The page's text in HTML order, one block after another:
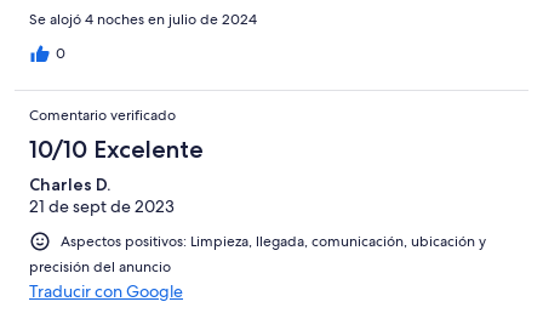
Se alojó 4 noches en julio de 2024
0
Comentario verificado
10/10 Excelente
Charles D.
21 de sept de 2023
Aspectos positivos: Limpieza, llegada, comunicación, ubicación y
precisión del anuncio
Traducir con Google